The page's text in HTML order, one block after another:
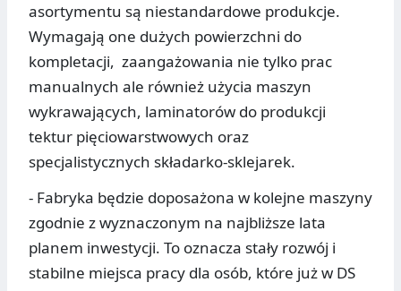
asortymentu są niestandardowe produkcje.
Wymagają one dużych powierzchni do
kompletacji, zaangażowania nie tylko prac
manualnych ale również użycia maszyn
wykrawających, laminatorów do produkcji
tektur pięciowarstwowych oraz
specjalistycznych składarko-sklejarek.
- Fabryka będzie doposażona w kolejne maszyny
zgodnie z wyznaczonym na najbliższe lata
planem inwestycji. To oznacza stały rozwój i
stabilne miejsca pracy dla osób, które już w DS